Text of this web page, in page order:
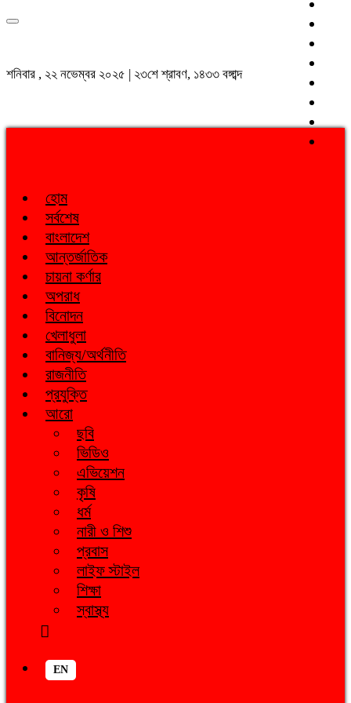
শনিবার , ২২ নভেম্বর ২০২৫ | ২৩শে শ্রাবণ, ১৪৩৩ বঙ্গাব্দ
হোম
সর্বশেষ
বাংলাদেশ
আন্তর্জাতিক
চায়না কর্ণার
অপরাধ
বিনোদন
খেলাধুলা
বানিজ্য/অর্থনীতি
রাজনীতি
প্রযুক্তি
আরো
ছবি
ভিডিও
এভিয়েশন
কৃষি
ধর্ম
নারী ও শিশু
প্রবাস
লাইফ স্টাইল
শিক্ষা
স্বাস্থ্য
EN